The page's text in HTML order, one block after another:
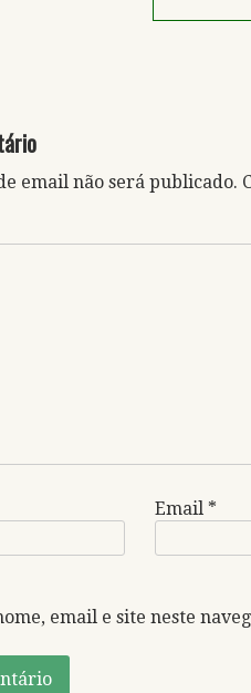
email não será publicado.
Email *
email e site neste